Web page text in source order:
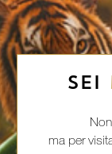
SEI
ma per